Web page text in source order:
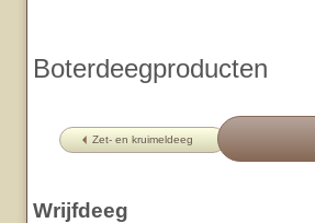
Boterdeegproducten
Zet- en kruimeldeeg
Wrijfdeeg